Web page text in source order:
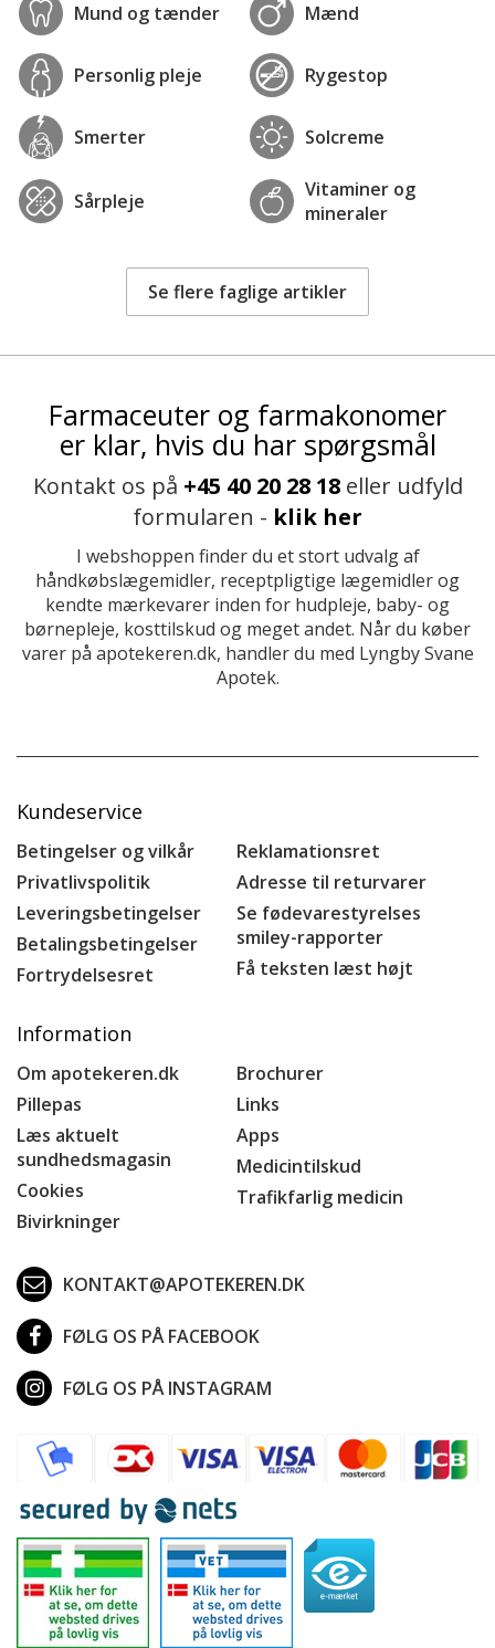
Mund og tænder Mænd
Personlig pleje Rygestop
Smerter Solcreme
Sårpleje
Vitaminer og
mineraler
Se flere faglige artikler
Farmaceuter og farmakonomer
er klar, hvis du har spørgsmål
Kontakt os på +45 40 20 28 18eller udfyld
formularen - klik her
I webshoppen finder du et stort udvalg af
håndkøbslægemidler, receptpligtige lægemidler og
kendte mærkevarer inden for hudpleje, baby- og
børnepleje, kosttilskud og meget andet. Når du køber
varer på apotekeren.dk, handler du med Lyngby Svane
Apotek.
Kundeservice
Betingelser og vilkår
Privatlivspolitik
Leveringsbetingelser
Betalingsbetingelser
Fortrydelsesret
Reklamationsret
Adresse til returvarer
Se fødevarestyrelses
smiley-rapporter
Få teksten læst højt
Information
Om apotekeren.dk
Pillepas
Læs aktuelt
sundhedsmagasin
Cookies
Bivirkninger
Brochurer
Links
Apps
Medicintilskud
Trafikfarlig medicin
KONTAKT@APOTEKEREN.DK
FØLG OS PÅ FACEBOOK
FØLG OS PÅ INSTAGRAM